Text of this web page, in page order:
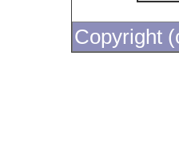
Copyright